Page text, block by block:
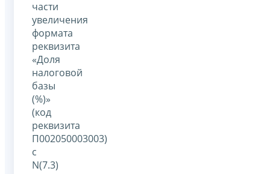
части
увеличения
формата
реквизита
«Доля
налоговой
базы
(%)»
(код
реквизита
П002050003003)
с
N(7.3)